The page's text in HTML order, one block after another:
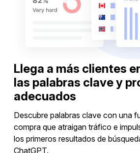
Llega a más clientes
las palabras clave y
adecuados
Descubre palabras clave con una
compra que atraigan tráfico e
los primeros resultados de
ChatGPT.